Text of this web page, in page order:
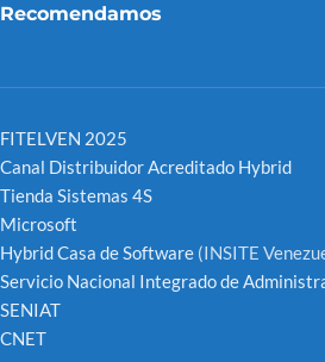
Recomendamos
FITELVEN 2025
Canal Distribuidor Acreditado Hybrid
Tienda Sistemas 4S
Microsoft
Hybrid Casa de Software (INSITE
Servicio Nacional Integrado de
SENIAT
CNET